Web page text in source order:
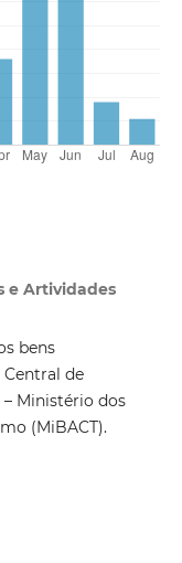
e Artividades
bens
de
Ministério dos
(MiBACT).